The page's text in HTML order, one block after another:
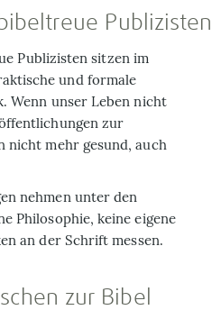
Publizisten
Publizisten sitzen im
und formale
Wenn unser Leben nicht
zur
nicht mehr gesund, auch
nehmen unter den
Philosophie, keine eigene
an der Schrift messen.
zur Bibel